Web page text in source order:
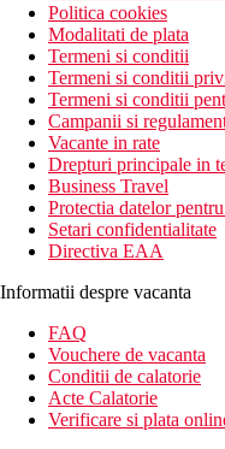
Descrierea camerei
Facilitati camera:
aer conditionat
cada sau dus
Wifi
minibar
seif
terasa / balcon
uscator de par
sus:
twin
Camera
sau twin
Camera
Politica cookies
Modalitati de plata
Termeni si conditii
Termeni si conditii
Termeni si conditii
Campanii si
Vacante in rate
Drepturi principale in
Business Travel
Protectia datelor
Setari confidentialitate
Directiva EAA
Informatii despre vacanta
FAQ
Vouchere de vacanta
Conditii de calatorie
Acte Calatorie
Verificare si plata